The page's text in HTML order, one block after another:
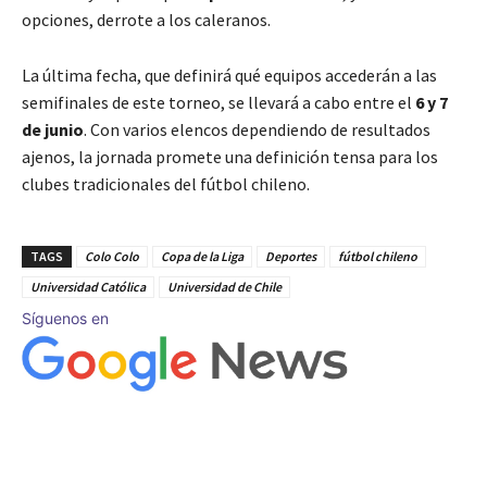
opciones, derrote a los caleranos.
La última fecha, que definirá qué equipos accederán a las
semifinales de este torneo, se llevará a cabo entre el 6 y 7
de junio. Con varios elencos dependiendo de resultados
ajenos, la jornada promete una definición tensa para los
clubes tradicionales del fútbol chileno.
TAGS Colo Colo Copa de la Liga Deportes
fútbol chileno
Universidad Católica
Universidad de Chile
Síguenos en